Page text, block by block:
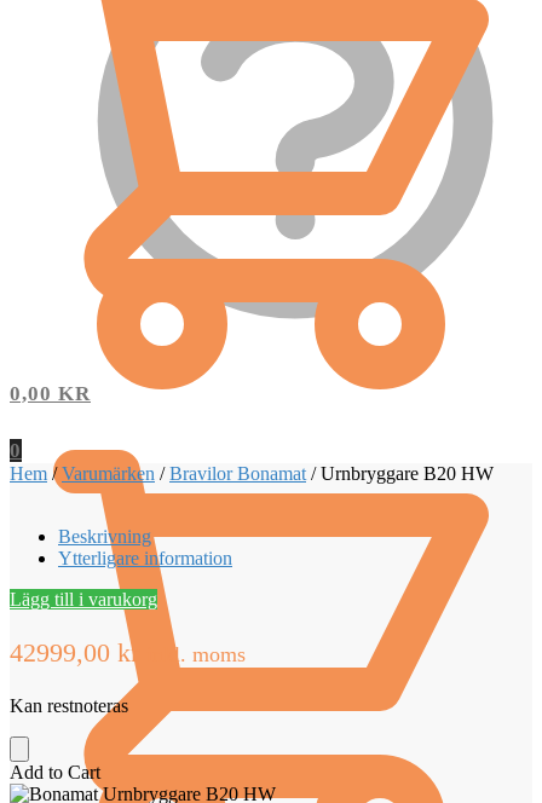
0,00 KR
0
Hem /Varumärken /Bravilor Bonamat /Urnbryggare B20 HW
Beskrivning
Ytterligare information
Lägg till i varukorg
42999,00 kr inkl. moms
Kan restnoteras
Add to Cart